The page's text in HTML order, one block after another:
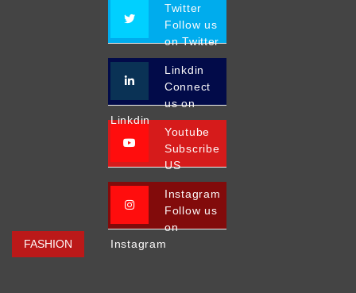
FASHION
Twitter
Follow us
on Twitter
Linkdin
Connect
us on
Linkdin
Youtube
Subscribe
US
Instagram
Follow us
on
Instagram